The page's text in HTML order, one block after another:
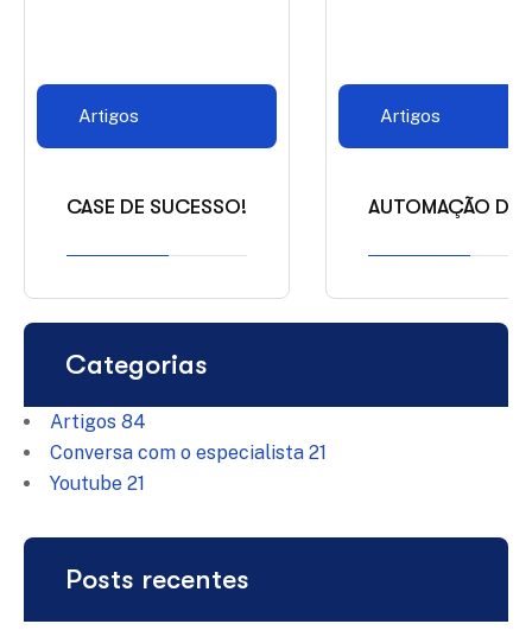
Artigos
CASE DE SUCESSO!
Artigos
AUTOMAÇÃO DE
Categorias
Artigos 84
Conversa com o especialista 21
Youtube 21
Posts recentes